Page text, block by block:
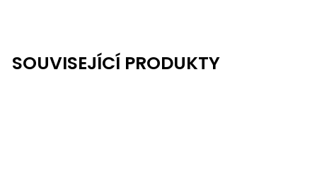
SOUVISEJÍCÍ PRODUKTY